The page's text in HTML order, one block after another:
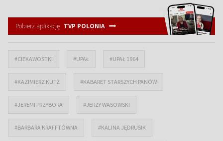
Pobierz aplikację TVP POLONIA
#CIEKAWOSTKI #UPAŁ #UPAŁ 1964
#KAZIMIERZ KUTZ #KABARET STARSZYCH PANÓW
#JEREMI PRZYBORA #JERZY WASOWSKI
#BARBARA KRAFFTÓWNA #KALINA JĘDRUSIK